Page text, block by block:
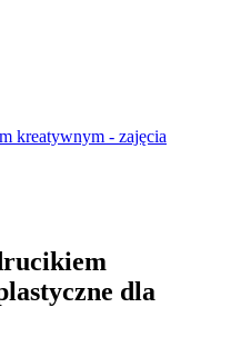
kreatywnym - zajęcia
dla